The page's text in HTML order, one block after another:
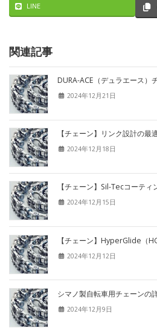
LINE
関連記事
DURA-ACE（デュラエース）
2024年12月21日
【チェーン】リンク設計の最
2024年12月18日
【チェーン】Sil-Tecコーティ
2024年12月15日
【チェーン】HyperGlide（
2024年12月12日
シマノ製自転車用チェーンの
2024年12月9日